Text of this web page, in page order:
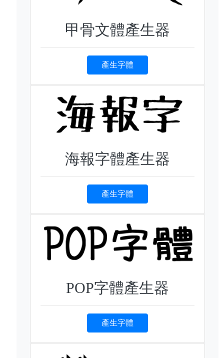
甲骨文體產生器
產生字體
海報字體產生器
產生字體
POP字體產生器
產生字體